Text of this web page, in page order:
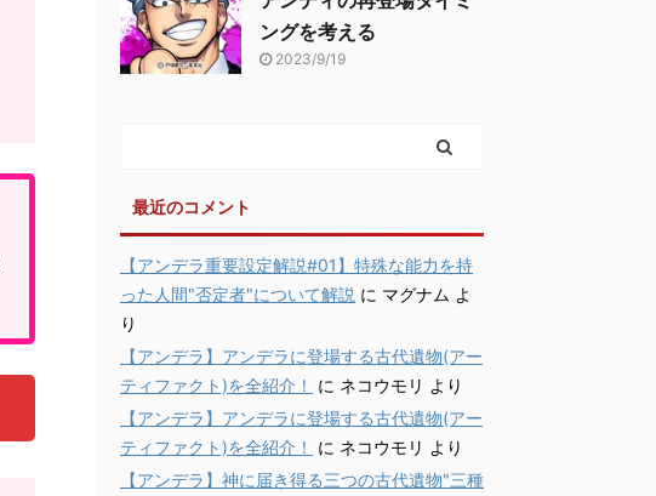
ングを考える
2023/9/19
最近のコメント
【アンデラ重要設定解説#01】特殊な能力を持
った人間"否定者"について解説 に マグナム よ
り
【アンデラ】アンデラに登場する古代遺物(アー
ティファクト)を全紹介！
に ネコウモリ より
【アンデラ】アンデラに登場する古代遺物(アー
ティファクト)を全紹介！
に ネコウモリ より
【アンデラ】神に届き得る三つの古代遺物"三種